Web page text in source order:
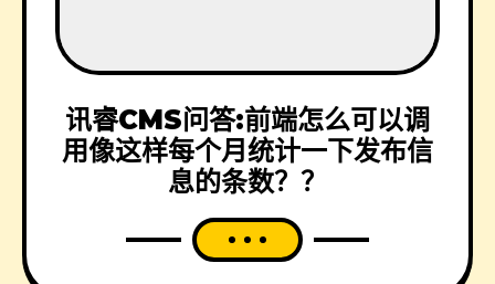
讯睿CMS问答:前端怎么可以调
用像这样每个月统计一下发布信
息的条数？？